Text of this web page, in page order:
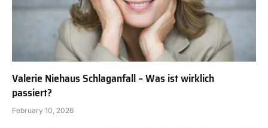
Valerie Niehaus Schlaganfall – Was ist wirklich
passiert?
February 10, 2026